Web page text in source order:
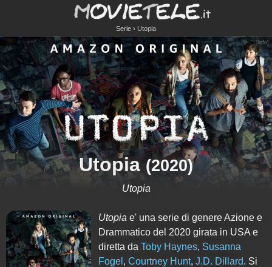
Serie Utopia
[info]
Utopia (2020)
Utopia
Utopia e' una serie di genere Azione e
Drammatico del 2020 girata in USA e
diretta daToby Haynes, Susanna
Fogel ,Courtney Hunt,J.D. Dillard. Si